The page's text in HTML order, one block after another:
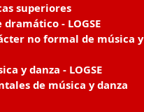
superiores
- LOGSE
no formal de música y
y danza - LOGSE
de música y danza